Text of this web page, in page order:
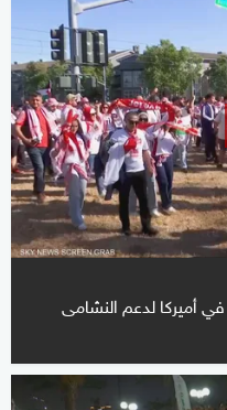
في أميركا لدعم النشامى